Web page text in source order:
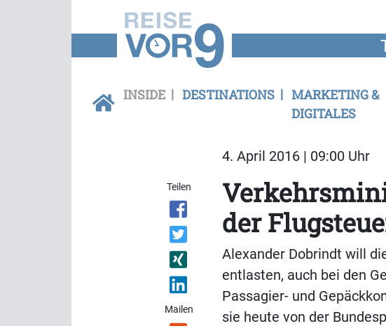
INSIDE DESTINATIONS
MARKETING &
DIGITALES
4. April 2016 | 09:00 Uhr
Teilen
Mailen
der
Alexander Dobrindt will
entlasten, auch bei den
Passagier- und
sie heute von der